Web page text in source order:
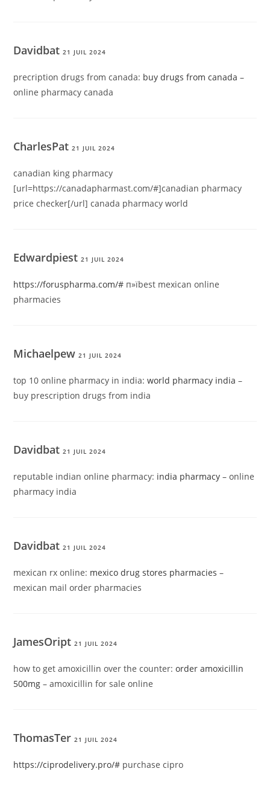
Davidbat21 JUIL 2024
precription drugs from canada: buy drugs from canada –
online pharmacy canada
CharlesPat21 JUIL 2024
canadian king pharmacy
[url=https://canadapharmast.com/#]canadian pharmacy
price checker[/url] canada pharmacy world
Edwardpiest21 JUIL 2024
https://foruspharma.com/# п»їbest mexican online
pharmacies
Michaelpew21 JUIL 2024
top 10 online pharmacy in india:world pharmacy india –
buy prescription drugs from india
Davidbat21 JUIL 2024
reputable indian online pharmacy: india pharmacy – online
pharmacy india
Davidbat21 JUIL 2024
mexican rx online: mexico drug stores pharmacies –
mexican mail order pharmacies
JamesOript21 JUIL 2024
how to get amoxicillin over the counter:order amoxicillin
500mg – amoxicillin for sale online
ThomasTer21 JUIL 2024
https://ciprodelivery.pro/# purchase cipro